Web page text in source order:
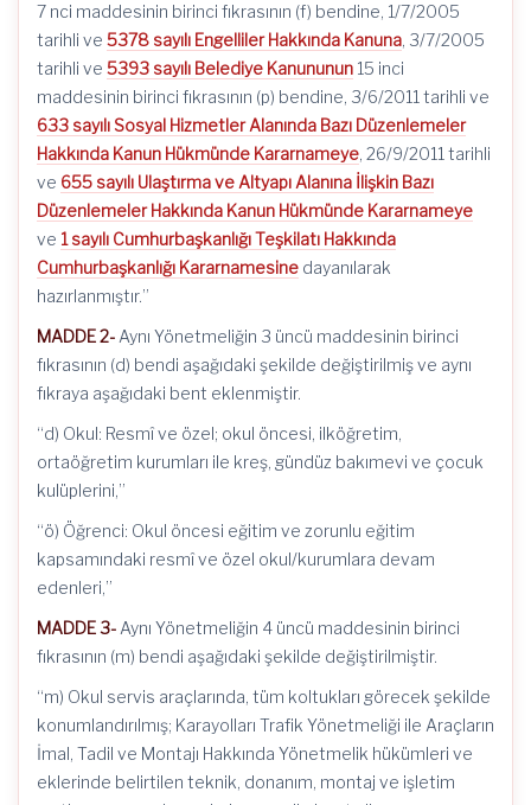
7 nci maddesinin birinci fıkrasının (f) bendine, 1/7/2005
tarihli ve 5378 sayılı Engelliler Hakkında Kanuna, 3/7/2005
tarihli ve 5393 sayılı Belediye Kanununun 15 inci
maddesinin birinci fıkrasının (p) bendine, 3/6/2011 tarihli ve
633 sayılı Sosyal Hizmetler Alanında Bazı Düzenlemeler
Hakkında Kanun Hükmünde Kararnameye, 26/9/2011 tarihli
ve 655 sayılı Ulaştırma ve Altyapı Alanına İlişkin Bazı
Düzenlemeler Hakkında Kanun Hükmünde Kararnameye
ve 1 sayılı Cumhurbaşkanlığı Teşkilatı Hakkında
Cumhurbaşkanlığı Kararnamesine dayanılarak
hazırlanmıştır.”
MADDE 2- Aynı Yönetmeliğin 3 üncü maddesinin birinci
fıkrasının (d) bendi aşağıdaki şekilde değiştirilmiş ve aynı
fıkraya aşağıdaki bent eklenmiştir.
“d) Okul: Resmî ve özel; okul öncesi, ilköğretim,
ortaöğretim kurumları ile kreş, gündüz bakımevi ve çocuk
kulüplerini,”
“ö) Öğrenci: Okul öncesi eğitim ve zorunlu eğitim
kapsamındaki resmî ve özel okul/kurumlara devam
edenleri,”
MADDE 3- Aynı Yönetmeliğin 4 üncü maddesinin birinci
fıkrasının (m) bendi aşağıdaki şekilde değiştirilmiştir.
“m) Okul servis araçlarında, tüm koltukları görecek şekilde
konumlandırılmış; Karayolları Trafik Yönetmeliği ile Araçların
İmal, Tadil ve Montajı Hakkında Yönetmelik hükümleri ve
eklerinde belirtilen teknik, donanım, montaj ve işletim